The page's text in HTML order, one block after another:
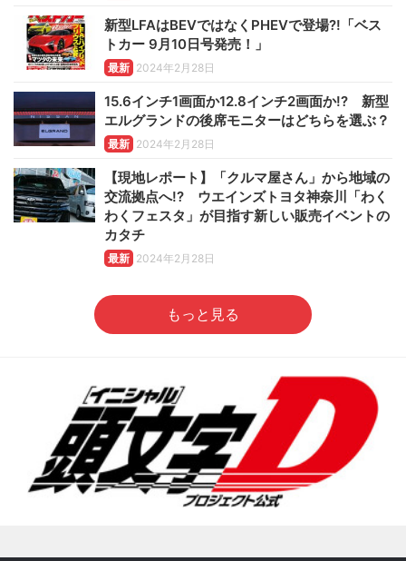
新型LFAはBEVではなくPHEVで登場?!「ベス
トカー 9月10日号発売！」
最新 2024年2月28日
15.6インチ1画面か12.8インチ2画面か!? 新型
エルグランドの後席モニターはどちらを選ぶ？
最新 2024年2月28日
【現地レポート】「クルマ屋さん」から地域の
交流拠点へ!? ウエインズトヨタ神奈川「わく
わくフェスタ」が目指す新しい販売イベントの
カタチ
最新 2024年2月28日
もっと見る